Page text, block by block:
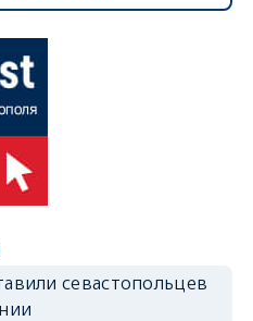
севастопольцев